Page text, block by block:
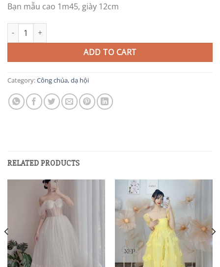
Bạn mẫu cao 1m45, giày 12cm
CC45 quantity
ADD TO CART
Category:Công chúa, dạ hội
RELATED PRODUCTS